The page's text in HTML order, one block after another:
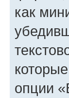
как
опции